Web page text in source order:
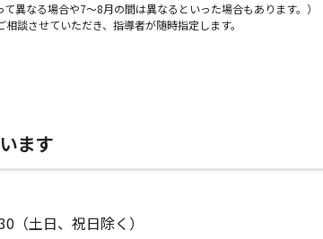
異なる場合や7～8月の間は異なるといった場合もあります。）
談させていただき、指導者が随時指定します。
ます
（土日、祝日除く）